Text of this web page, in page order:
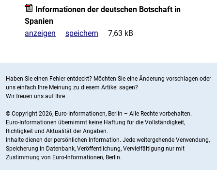
Informationen der deutschen Botschaft in
Spanien
anzeigen
speichern 7,63 kB
Haben Sie einen Fehler entdeckt? Möchten Sie eine Änderung vorschlagen oder
uns einfach Ihre Meinung zu diesem Artikel sagen?
Wir freuen uns auf Ihre .
© Copyright 2026, Euro-Informationen, Berlin – Alle Rechte vorbehalten.
Euro-Informationen übernimmt keine Haftung für die Vollständigkeit,
Richtigkeit und Aktualität der Angaben.
Inhalte dienen der persönlichen Information. Jede weitergehende Verwendung,
Speicherung in Datenbank, Veröffentlichung, Vervielfältigung nur mit
Zustimmung von Euro-Informationen, Berlin.